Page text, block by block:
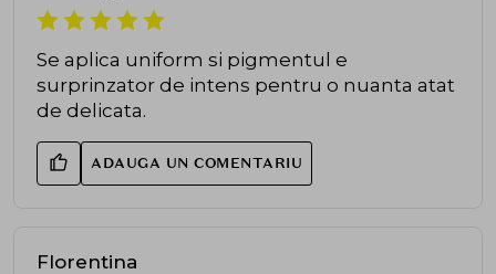
Se aplica uniform si pigmentul e
surprinzator de intens pentru o nuanta atat
de delicata.
ADAUGA UN COMENTARIU
Florentina